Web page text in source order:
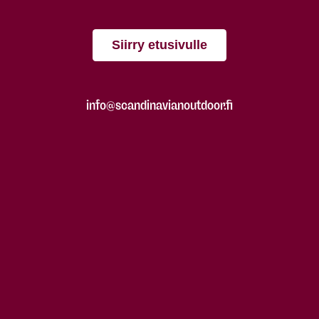
Siirry etusivulle
info@scandinavianoutdoor.fi